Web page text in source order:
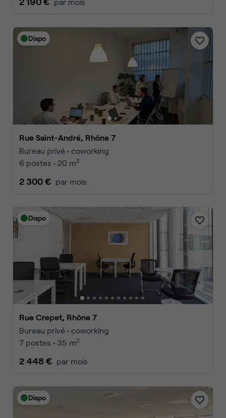
Dispo
Rue Saint-André, Rhône 7
Bureau privé • coworking
6 postes • 20 m2
2 300 € par mois
Dispo
Rue Crepet, Rhône 7
Bureau privé • coworking
7 postes • 35 m2
2 448 € par mois
Dispo